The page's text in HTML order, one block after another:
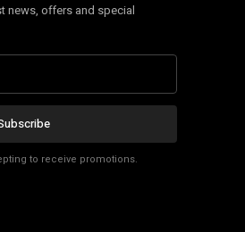
news, offers and special
to receive promotions.